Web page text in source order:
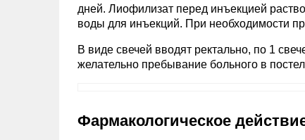
дней. Лиофилизат перед инъекцией
воды для инъекций. При необходимости
В виде свечей вводят ректально, по 1
желательно пребывание больного в
Фармакологическое